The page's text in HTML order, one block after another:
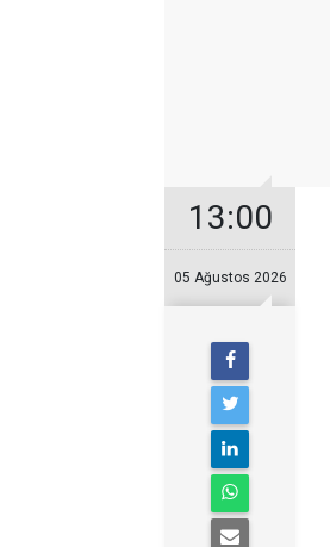
13:00
05 Ağustos 2026